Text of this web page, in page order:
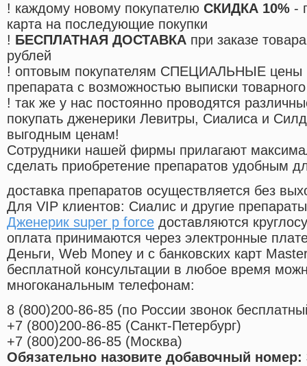
! каждому новому покупателю СКИДКА 10% -
карта на последующие покупки
! БЕСПЛАТНАЯ ДОСТАВКА при заказе
рублей
! оптовым покупателям СПЕЦИАЛЬНЫЕ цены
препарата с возможностью выписки
! так же у нас постоянно проводятся
покупать дженерики Левитры, Сиалиса и
выгодным ценам!
Cотрудники нашей фирмы прилагают
сделать приобретение препаратов удобным
доставка препаратов осуществляется без
Для VIP клиентов: Сиалис и другие
Дженерик super p force доставляются
оплата принимаются через электронные
Деньги, Web Money и с банковских карт
бесплатной консультации в любое время
многоканальным телефонам:
8 (800)200-86-85 (по России звонок
+7 (800)200-86-85 (Санкт-Петербург)
+7 (800)200-86-85 (Москва)
Обязательно назовите добавочный номер: